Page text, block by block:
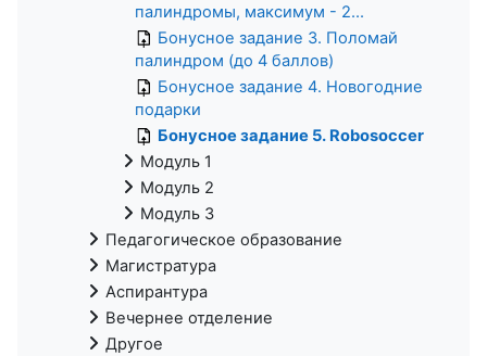
палиндромы, максимум - 2...
Бонусное задание 3. Поломай
палиндром (до 4 баллов)
Бонусное задание 4. Новогодние
подарки
Бонусное задание 5. Robosoccer
Модуль 1
Модуль 2
Модуль 3
Педагогическое образование
Магистратура
Аспирантура
Вечернее отделение
Другое